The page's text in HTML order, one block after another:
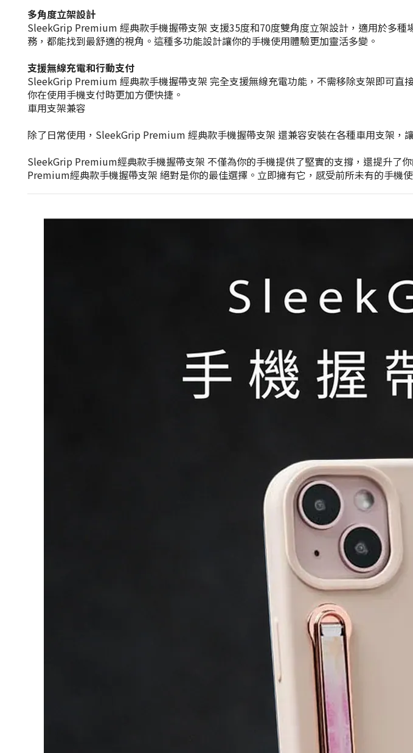
多角度立架設計
SleekGrip Premium 經典款手機握帶支架 支援35度和70度雙角度立架設計，適用於多
務，都能找到最舒適的視角。這種多功能設計讓你的手機使用體驗更加靈活多變。
支援無線充電和行動支付
SleekGrip Premium 經典款手機握帶支架 完全支援無線充電功能，不需移除支架即可
你在使用手機支付時更加方便快捷。
車用支架兼容
除了日常使用，SleekGrip Premium 經典款手機握帶支架 還兼容安裝在各種車用支架，
SleekGrip Premium經典款手機握帶支架 不僅為你的手機提供了堅實的支撐，還提升了
Premium經典款手機握帶支架 絕對是你的最佳選擇。立即擁有它，感受前所未有的手機